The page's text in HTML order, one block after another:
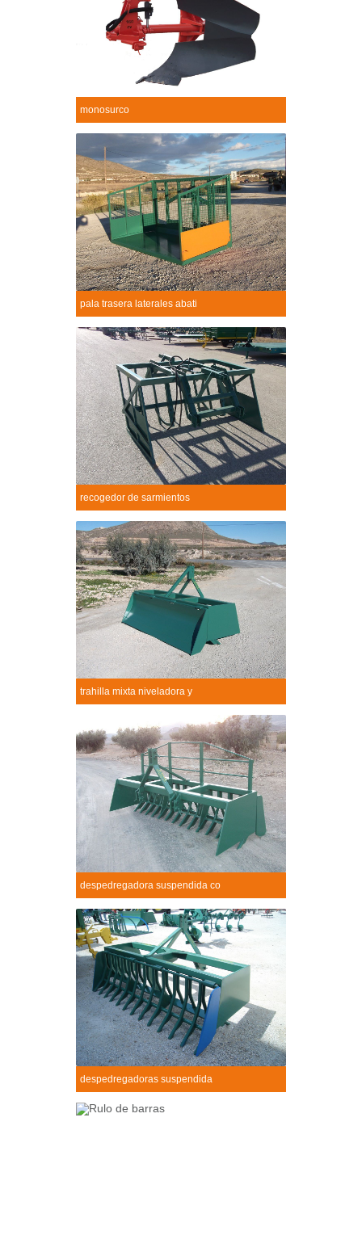
Monosurco
+
monosurco
Pala trasera laterales abati
+
pala trasera laterales abati
Recogedor de sarmientos
+
recogedor de sarmientos
Trahilla mixta niveladora y
+
trahilla mixta niveladora y
Despedregadora suspendida co
+
despedregadora suspendida co
Despedregadoras suspendida
despedregadoras suspendida